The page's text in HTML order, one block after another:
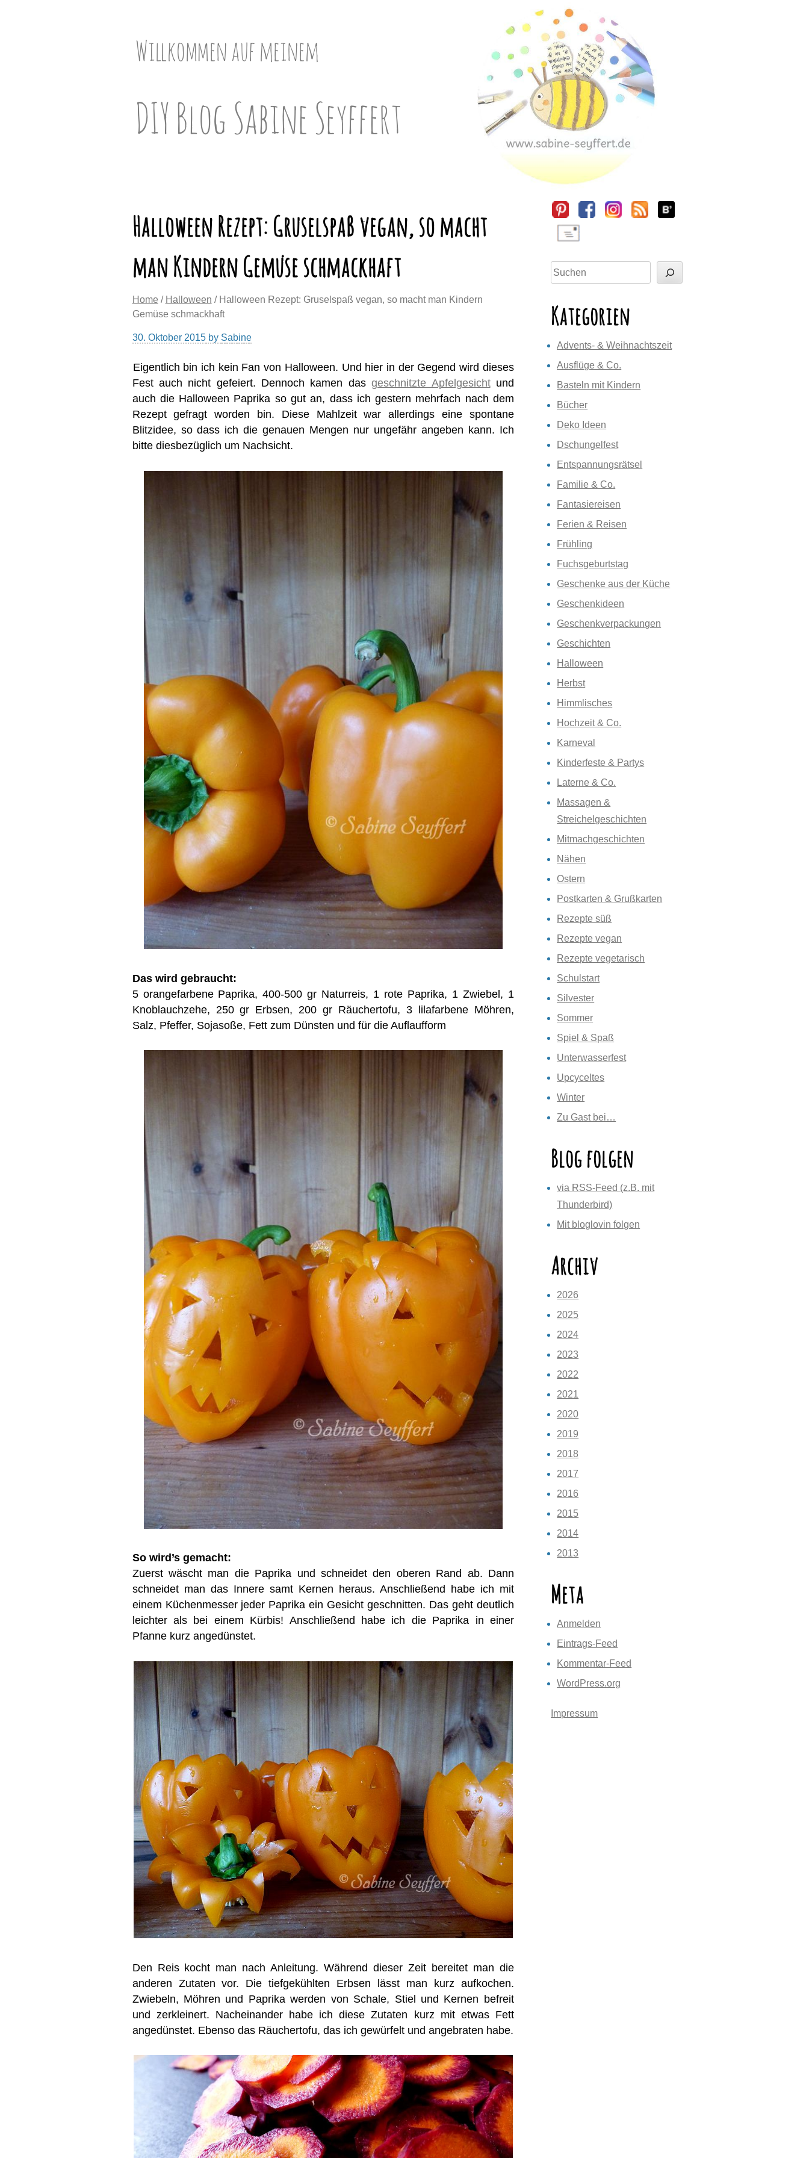
Willkommen auf meinem
DIY Blog Sabine Seyffert
Halloween Rezept: Gruselspaß vegan, so macht
man Kindern Gemüse schmackhaft
Home / Halloween / Halloween Rezept: Gruselspaß vegan, so macht man Kindern
Gemüse schmackhaft
30. Oktober 2015by Sabine
Eigentlich bin ich kein Fan von Halloween. Und hier in der Gegend wird dieses
Fest auch nicht gefeiert. Dennoch kamen dasgeschnitzte Apfelgesichtund
auch die Halloween Paprika so gut an, dass ich gestern mehrfach nach dem
Rezept gefragt worden bin. Diese Mahlzeit war allerdings eine spontane
Blitzidee, so dass ich die genauen Mengen nur ungefähr angeben kann. Ich
bitte diesbezüglich um Nachsicht.
Das wird gebraucht:
5 orangefarbene Paprika, 400-500 gr Naturreis, 1 rote Paprika, 1 Zwiebel, 1
Knoblauchzehe, 250 gr Erbsen, 200 gr Räuchertofu, 3 lilafarbene Möhren,
Salz, Pfeffer, Sojasoße, Fett zum Dünsten und für die Auflaufform
So wird’s gemacht:
Zuerst wäscht man die Paprika und schneidet den oberen Rand ab. Dann
schneidet man das Innere samt Kernen heraus. Anschließend habe ich mit
einem Küchenmesser jeder Paprika ein Gesicht geschnitten. Das geht deutlich
leichter als bei einem Kürbis! Anschließend habe ich die Paprika in einer
Pfanne kurz angedünstet.
Den Reis kocht man nach Anleitung. Während dieser Zeit bereitet man die
anderen Zutaten vor. Die tiefgekühlten Erbsen lässt man kurz aufkochen.
Zwiebeln, Möhren und Paprika werden von Schale, Stiel und Kernen befreit
und zerkleinert. Nacheinander habe ich diese Zutaten kurz mit etwas Fett
angedünstet. Ebenso das Räuchertofu, das ich gewürfelt und angebraten habe.
Sidebar
Suchen
Kategorien
Advents- & Weihnachtszeit
Ausflüge & Co.
Basteln mit Kindern
Bücher
Deko Ideen
Dschungelfest
Entspannungsrätsel
Familie & Co.
Fantasiereisen
Ferien & Reisen
Frühling
Fuchsgeburtstag
Geschenke aus der Küche
Geschenkideen
Geschenkverpackungen
Geschichten
Halloween
Herbst
Himmlisches
Hochzeit & Co.
Karneval
Kinderfeste & Partys
Laterne & Co.
Massagen &
Streichelgeschichten
Mitmachgeschichten
Nähen
Ostern
Postkarten & Grußkarten
Rezepte süß
Rezepte vegan
Rezepte vegetarisch
Schulstart
Silvester
Sommer
Spiel & Spaß
Unterwasserfest
Upcyceltes
Winter
Zu Gast bei…
Blog folgen
via RSS-Feed (z.B. mit
Thunderbird)
Mit bloglovin folgen
Archiv
2026
2025
2024
2023
2022
2021
2020
2019
2018
2017
2016
2015
2014
2013
Meta
Anmelden
Eintrags-Feed
Kommentar-Feed
WordPress.org
Impressum